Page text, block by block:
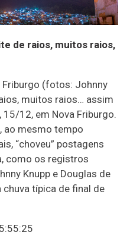
de raios, muitos raios,
(fotos: Johnny
muitos raios… assim
12, em Nova Friburgo.
ao mesmo tempo
“choveu” postagens
como os registros
Knupp e Douglas de
chuva típica de final de